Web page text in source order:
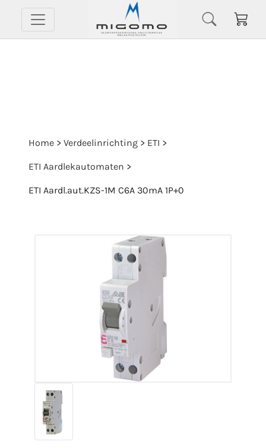
Home > Verdeelinrichting > ETI >
ETI Aardlekautomaten >
ETI Aardl.aut.KZS-1M C6A 30mA 1P+0